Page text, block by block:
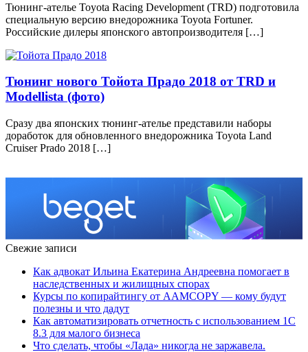
Тюнинг-ателье Toyota Racing Development (TRD) подготовила
специальную версию внедорожника Toyota Fortuner.
Российские дилеры японского автопроизводителя […]
Тюнинг нового Тойота Прадо 2018 от TRD и
Modellista (фото)
Сразу два японских тюнинг-ателье представили наборы
доработок для обновленного внедорожника Toyota Land
Cruiser Prado 2018 […]
Свежие записи
Как адвокат Ильина Екатерина Андреевна помогает в
наследственных и жилищных спорах
Курсы по копирайтингу от AAMCOPY — кому будут
полезны и что дадут
Как автоматизировать отчетность с использованием 1С
8.3 для малого бизнеса
Что сделать, чтобы «Лада» никогда не заржавела.